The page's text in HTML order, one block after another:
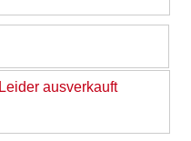
Leider ausverkauft